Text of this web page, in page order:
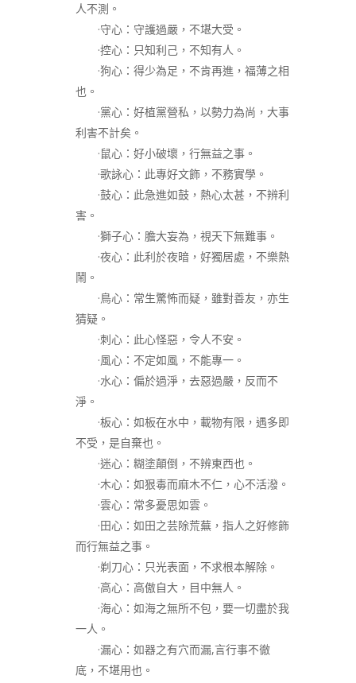
人不測。
·守心：守護過嚴，不堪大受。
·控心：只知利己，不知有人。
·狗心：得少為足，不肯再進，福薄之相
也。
·黨心：好植黨營私，以勢力為尚，大事
利害不計矣。
·鼠心：好小破壞，行無益之事。
·歌詠心：此專好文飾，不務實學。
·鼓心：此急進如鼓，熱心太甚，不辨利
害。
·獅子心：膽大妄為，視天下無難事。
·夜心：此利於夜暗，好獨居處，不樂熱
鬧。
·鳥心：常生驚怖而疑，雖對善友，亦生
猜疑。
·刺心：此心怪惡，令人不安。
·風心：不定如風，不能專一。
·水心：偏於過淨，去惡過嚴，反而不
淨。
·板心：如板在水中，載物有限，遇多即
不受，是自棄也。
·迷心：糊塗顛倒，不辨東西也。
·木心：如狠毒而麻木不仁，心不活潑。
·雲心：常多憂思如雲。
·田心：如田之芸除荒蕪，指人之好修飾
而行無益之事。
·剃刀心：只光表面，不求根本解除。
·高心：高傲自大，目中無人。
·海心：如海之無所不包，要一切盡於我
一人。
·漏心：如器之有穴而漏,言行事不徹
底，不堪用也。